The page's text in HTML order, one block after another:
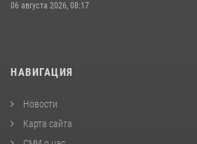
06 августа 2026, 08:17
НАВИГАЦИЯ
Новости
Карта сайта